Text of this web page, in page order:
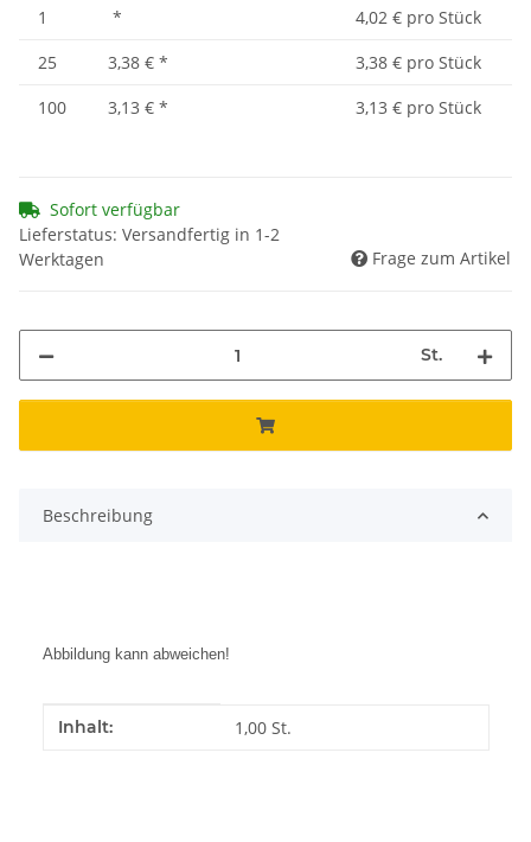
1 *
4,02 € pro Stück
25
3,38 € *
3,38 € pro Stück
100
3,13 € * 3,13 € pro Stück
Sofort verfügbar
Lieferstatus: Versandfertig in 1-2
Werktagen
Frage zum Artikel
St.
Beschreibung
Abbildung kann abweichen!
Produkteigenschaft
Wert
Inhalt: 1,00 St.